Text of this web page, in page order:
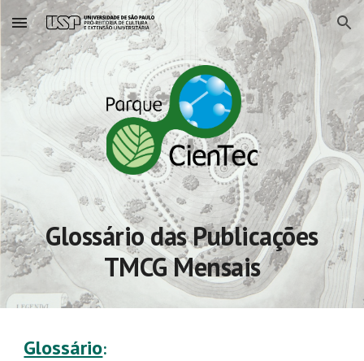
Skip to main content Skip to navigation
Glossário das Publicações
TMCG Mensais
Glossário: